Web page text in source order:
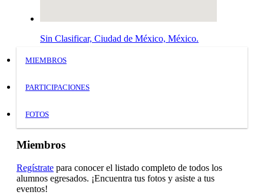
Sin Clasificar, Ciudad de México, México.
MIEMBROS
PARTICIPACIONES
FOTOS
Miembros
Regístrate para conocer el listado completo de todos los
alumnos egresados. ¡Encuentra tus fotos y asiste a tus
eventos!